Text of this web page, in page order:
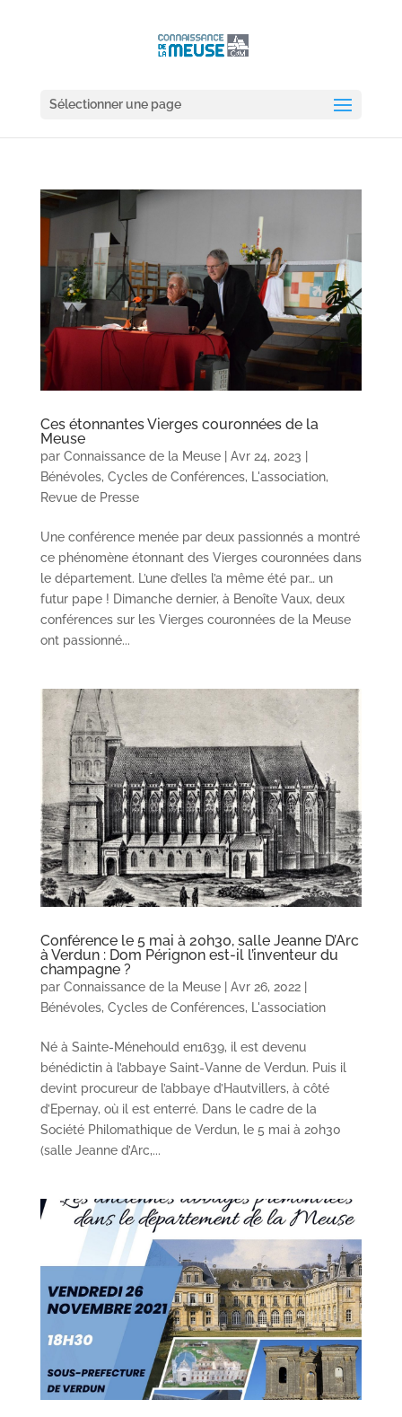
Sélectionner une page
Ces étonnantes Vierges couronnées de la
Meuse
par Connaissance de la Meuse| Avr 24, 2023
Bénévoles, Cycles de Conférences, L'association,
Revue de Presse
Une conférence menée par deux passionnés a montré
ce phénomène étonnant des Vierges couronnées dans
le département. L’une d’elles l’a même été par… un
futur pape ! Dimanche dernier, à Benoîte Vaux, deux
conférences sur les Vierges couronnées de la Meuse
ont passionné...
Conférence le 5 mai à 20h30, salle Jeanne D’Arc
à Verdun : Dom Pérignon est-il l’inventeur du
champagne ?
par Connaissance de la Meuse| Avr 26, 2022|
Bénévoles, Cycles de Conférences, L'association
Né à Sainte-Ménehould en1639, il est devenu
bénédictin à l’abbaye Saint-Vanne de Verdun. Puis il
devint procureur de l’abbaye d’Hautvillers, à côté
d’Epernay, où il est enterré. Dans le cadre de la
Société Philomathique de Verdun, le 5 mai à 20h30
(salle Jeanne d’Arc,...